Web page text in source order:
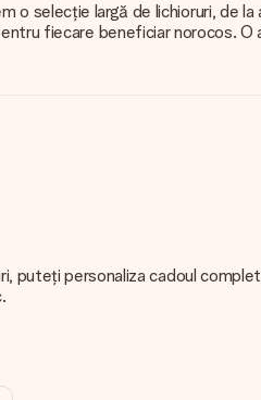
selecție largă de lichioruri, de
fiecare beneficiar norocos.
puteți personaliza cadoul